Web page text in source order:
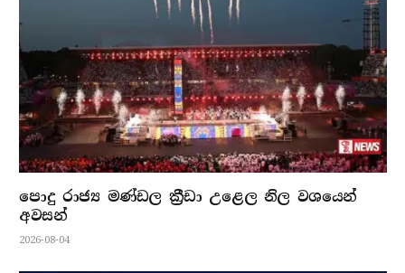
පොදු රාජ්‍ය මණ්ඩල ක්‍රීඩා උළෙල නිල වශයෙන්
අවසන්
2026-08-04